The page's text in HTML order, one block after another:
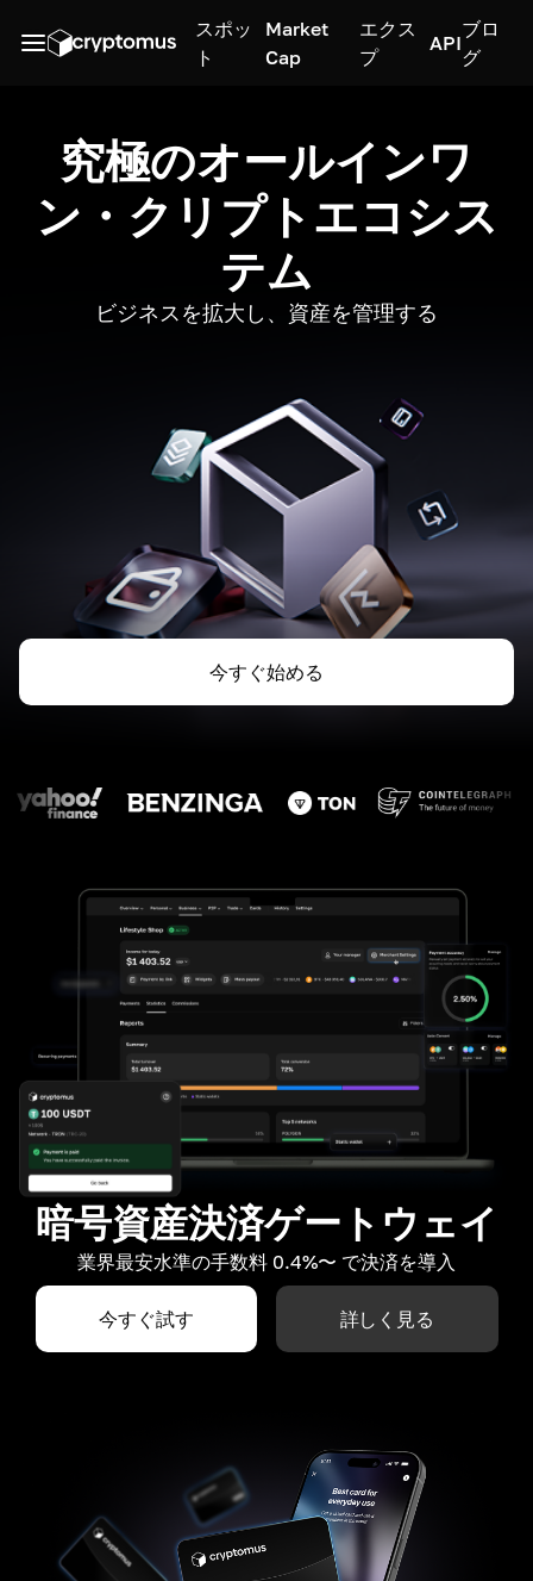
スポッ
ト
Market
Cap
エクス
プ
API
ブロ
グ
究極のオールインワ
ン・クリプトエコシス
テム
ビジネスを拡大し、資産を管理する
今すぐ始める
暗号資産決済ゲートウェイ
業界最安水準の手数料 0.4%〜 で決済を導入
今すぐ試す 詳しく見る